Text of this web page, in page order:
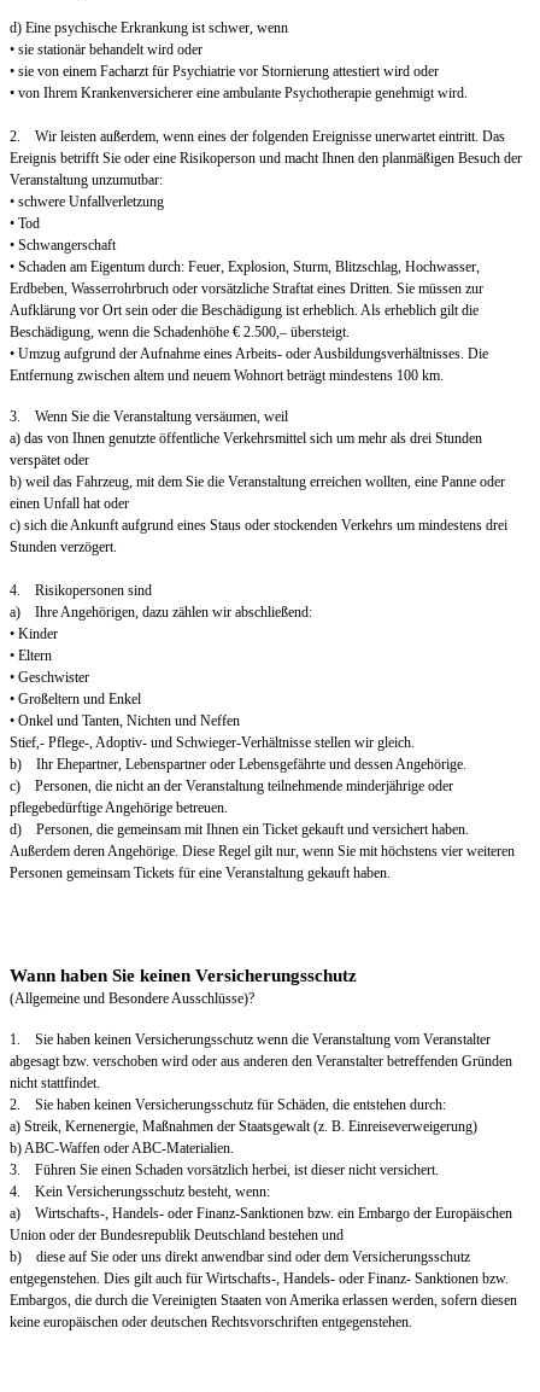
d) Eine psychische Erkrankung ist schwer, wenn
• sie stationär behandelt wird oder
• sie von einem Facharzt für Psychiatrie vor Stornierung attestiert wird oder
• von Ihrem Krankenversicherer eine ambulante Psychotherapie genehmigt wird.
2. Wir leisten außerdem, wenn eines der folgenden Ereignisse unerwartet eintritt. Das
Ereignis betrifft Sie oder eine Risikoperson und macht Ihnen den planmäßigen Besuch der
Veranstaltung unzumutbar:
• schwere Unfallverletzung
• Tod
• Schwangerschaft
• Schaden am Eigentum durch: Feuer, Explosion, Sturm, Blitzschlag, Hochwasser,
Erdbeben, Wasserrohrbruch oder vorsätzliche Straftat eines Dritten. Sie müssen zur
Aufklärung vor Ort sein oder die Beschädigung ist erheblich. Als erheblich gilt die
Beschädigung, wenn die Schadenhöhe € 2.500,– übersteigt.
• Umzug aufgrund der Aufnahme eines Arbeits- oder Ausbildungsverhältnisses. Die
Entfernung zwischen altem und neuem Wohnort beträgt mindestens 100 km.
3. Wenn Sie die Veranstaltung versäumen, weil
a) das von Ihnen genutzte öffentliche Verkehrsmittel sich um mehr als drei Stunden
verspätet oder
b) weil das Fahrzeug, mit dem Sie die Veranstaltung erreichen wollten, eine Panne oder
einen Unfall hat oder
c) sich die Ankunft aufgrund eines Staus oder stockenden Verkehrs um mindestens drei
Stunden verzögert.
4. Risikopersonen sind
a) Ihre Angehörigen, dazu zählen wir abschließend:
• Kinder
• Eltern
• Geschwister
• Großeltern und Enkel
• Onkel und Tanten, Nichten und Neffen
Stief,- Pflege-, Adoptiv- und Schwieger-Verhältnisse stellen wir gleich.
b) Ihr Ehepartner, Lebenspartner oder Lebensgefährte und dessen Angehörige.
c) Personen, die nicht an der Veranstaltung teilnehmende minderjährige oder
pflegebedürftige Angehörige betreuen.
d) Personen, die gemeinsam mit Ihnen ein Ticket gekauft und versichert haben.
Außerdem deren Angehörige. Diese Regel gilt nur, wenn Sie mit höchstens vier weiteren
Personen gemeinsam Tickets für eine Veranstaltung gekauft haben.
Wann haben Sie keinen Versicherungsschutz
(Allgemeine und Besondere Ausschlüsse)?
1. Sie haben keinen Versicherungsschutz wenn die Veranstaltung vom Veranstalter
abgesagt bzw. verschoben wird oder aus anderen den Veranstalter betreffenden Gründen
nicht stattfindet.
2. Sie haben keinen Versicherungsschutz für Schäden, die entstehen durch:
a) Streik, Kernenergie, Maßnahmen der Staatsgewalt (z. B. Einreiseverweigerung)
b) ABC-Waffen oder ABC-Materialien.
3. Führen Sie einen Schaden vorsätzlich herbei, ist dieser nicht versichert.
4. Kein Versicherungsschutz besteht, wenn:
a) Wirtschafts-, Handels- oder Finanz-Sanktionen bzw. ein Embargo der Europäischen
Union oder der Bundesrepublik Deutschland bestehen und
b) diese auf Sie oder uns direkt anwendbar sind oder dem Versicherungsschutz
entgegenstehen. Dies gilt auch für Wirtschafts-, Handels- oder Finanz- Sanktionen bzw.
Embargos, die durch die Vereinigten Staaten von Amerika erlassen werden, sofern diesen
keine europäischen oder deutschen Rechtsvorschriften entgegenstehen.